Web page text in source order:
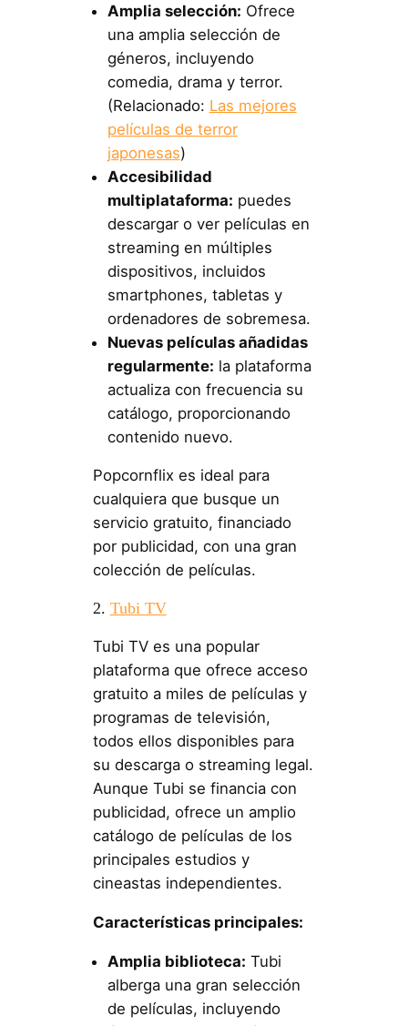
Amplia selección: Ofrece
una amplia selección de
géneros, incluyendo
comedia, drama y terror.
(Relacionado: Las mejores
películas de terror
japonesas)
Accesibilidad
multiplataforma: puedes
descargar o ver películas en
streaming en múltiples
dispositivos, incluidos
smartphones, tabletas y
ordenadores de sobremesa.
Nuevas películas añadidas
regularmente: la plataforma
actualiza con frecuencia su
catálogo, proporcionando
contenido nuevo.
Popcornflix es ideal para
cualquiera que busque un
servicio gratuito, financiado
por publicidad, con una gran
colección de películas.
2. Tubi TV
Tubi TV es una popular
plataforma que ofrece acceso
gratuito a miles de películas y
programas de televisión,
todos ellos disponibles para
su descarga o streaming legal.
Aunque Tubi se financia con
publicidad, ofrece un amplio
catálogo de películas de los
principales estudios y
cineastas independientes.
Características principales:
Amplia biblioteca: Tubi
alberga una gran selección
de películas, incluyendo